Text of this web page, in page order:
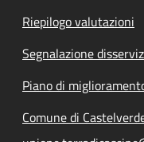
Riepilogo valutazioni
Segnalazione
Piano di
Comune di